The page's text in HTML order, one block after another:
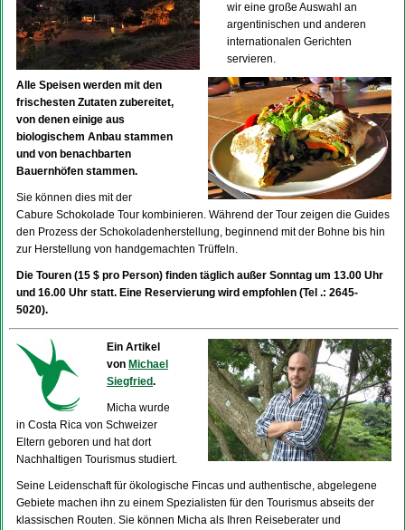
wir eine große Auswahl an
argentinischen und anderen
internationalen Gerichten
servieren.
Alle Speisen werden mit den
frischesten Zutaten zubereitet,
von denen einige aus
biologischem Anbau stammen
und von benachbarten
Bauernhöfen stammen.
Sie können dies mit der
Cabure Schokolade Tour kombinieren. Während der Tour zeigen die Guides
den Prozess der Schokoladenherstellung, beginnend mit der Bohne bis hin
zur Herstellung von handgemachten Trüffeln.
Die Touren (15 $ pro Person) finden täglich außer Sonntag um 13.00 Uhr
und 16.00 Uhr statt. Eine Reservierung wird empfohlen (Tel .: 2645-
5020).
Ein Artikel
von Michael
Siegfried.
Micha wurde
in Costa Rica von Schweizer
Eltern geboren und hat dort
Nachhaltigen Tourismus studiert.
Seine Leidenschaft für ökologische Fincas und authentische, abgelegene
Gebiete machen ihn zu einem Spezialisten für den Tourismus abseits der
klassischen Routen. Sie können Micha als Ihren Reiseberater und